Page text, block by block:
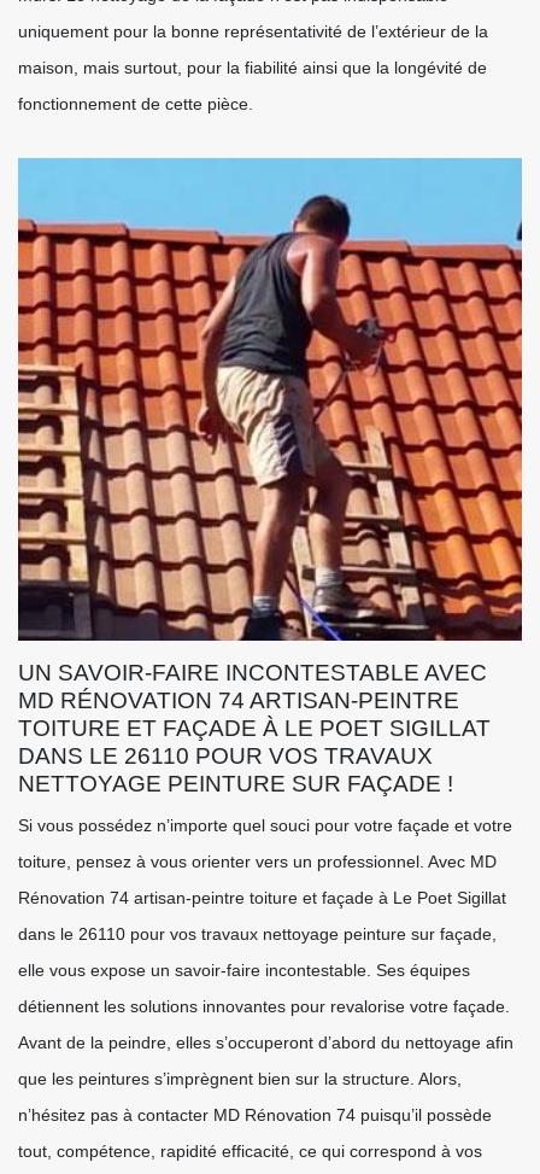
uniquement pour la bonne représentativité de l’extérieur de la
maison, mais surtout, pour la fiabilité ainsi que la longévité de
fonctionnement de cette pièce.
UN SAVOIR-FAIRE INCONTESTABLE AVEC
MD RÉNOVATION 74 ARTISAN-PEINTRE
TOITURE ET FAÇADE À LE POET SIGILLAT
DANS LE 26110 POUR VOS TRAVAUX
NETTOYAGE PEINTURE SUR FAÇADE !
Si vous possédez n’importe quel souci pour votre façade et votre
toiture, pensez à vous orienter vers un professionnel. Avec MD
Rénovation 74 artisan-peintre toiture et façade à Le Poet Sigillat
dans le 26110 pour vos travaux nettoyage peinture sur façade,
elle vous expose un savoir-faire incontestable. Ses équipes
détiennent les solutions innovantes pour revalorise votre façade.
Avant de la peindre, elles s’occuperont d’abord du nettoyage afin
que les peintures s’imprègnent bien sur la structure. Alors,
n’hésitez pas à contacter MD Rénovation 74 puisqu’il possède
tout, compétence, rapidité efficacité, ce qui correspond à vos